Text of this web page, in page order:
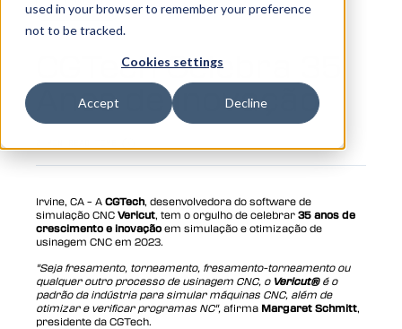
used in your browser to remember your preference
not to be tracked.
Cookies settings
Accept Decline
CGTech Celebra 35
Anos de Inovação
Irvine, CA – ACGTech, desenvolvedora do software de
simulação CNCVericut, tem o orgulho de celebrar35 anos de
crescimento e inovaçãoem simulação e otimização de
usinagem CNC em 2023.
"Seja fresamento, torneamento, fresamento-torneamento ou
qualquer outro processo de usinagem CNC, o Vericut®é o
padrão da indústria para simular máquinas CNC, além de
otimizar e verificar programas NC", afirma Margaret Schmitt,
presidente da CGTech.